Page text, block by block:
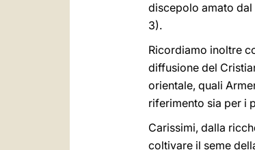
discepolo amato
3).
Ricordiamo inoltre
diffusione del
orientale, quali
riferimento sia per i
Carissimi, dalla
coltivare il seme